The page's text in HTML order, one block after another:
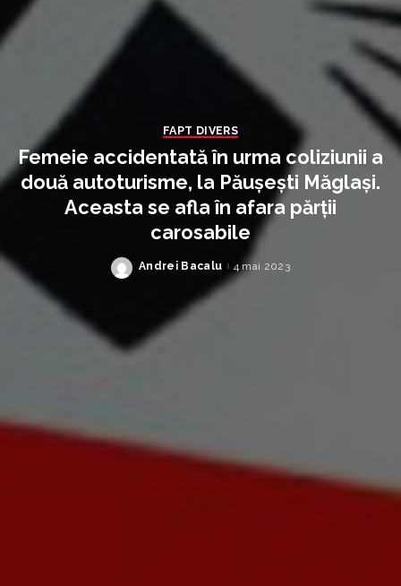
FAPT DIVERS
Femeie accidentată în urma coliziunii a
două autoturisme, la Păușești Măglași.
Aceasta se afla în afara părții
carosabile
Posted
Andrei Bacalu 4 mai 2023